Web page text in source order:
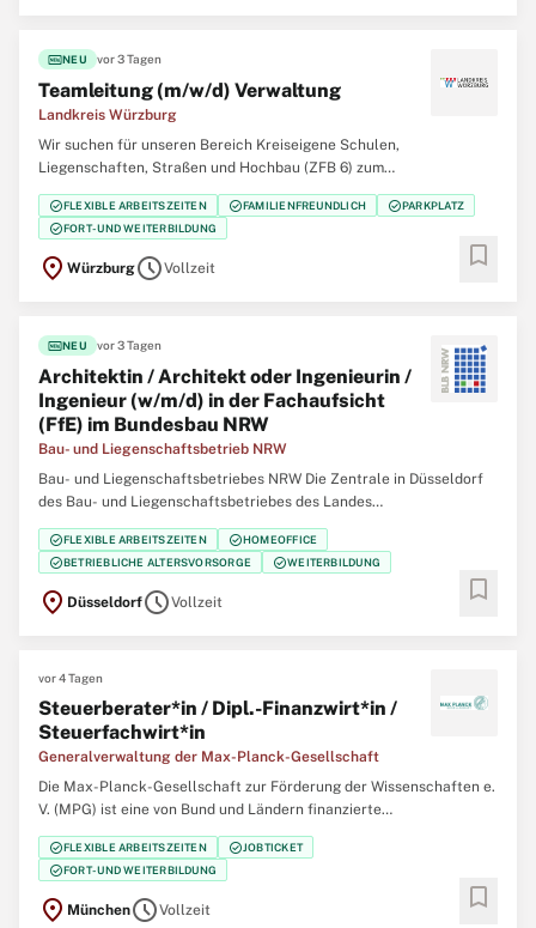
fiber_newNEU vor 3 Tagen
Teamleitung (m/w/d) Verwaltung
Landkreis Würzburg
Wir suchen für unseren Bereich Kreiseigene Schulen,
Liegenschaften, Straßen und Hochbau (ZFB 6) zum
nächstmöglichen Zeitpunkt unbefristet und in Vollzeit eine
Teamleitung (m/w/d) Verwaltung Ihre Aufgaben: Teamleitung für
den Verwaltungsbereich Haushaltsangelegenheiten
Vertragsmanagement Liege
check_circleFLEXIBLE ARBEITSZEITEN check_circleFAMILIENFREUNDLICH check_circlePARKPLATZ
check_circleFORT- UND WEITERBILDUNG
location_on WürzburgscheduleVollzeit bookmark
fiber_newNEU vor 3 Tagen
Architektin / Architekt oder Ingenieurin /
Ingenieur (w/m/d) in der Fachaufsicht
(FfE) im Bundesbau NRW
Bau- und Liegenschaftsbetrieb NRW
Bau- und Liegenschaftsbetriebes NRW Die Zentrale in Düsseldorf
des Bau- und Liegenschaftsbetriebes des Landes
Nordrhein‑Westfalen (BLB NRW) sucht zum nächstmöglichen
Zeitpunkt eine/einen Architektin / Architekten oder Ingenieurin /
Ingenieur (w/m/d) in der Fachaufsicht (FfE) im Bundesbau
check_circleFLEXIBLE ARBEITSZEITEN check_circleHOMEOFFICE
check_circleBETRIEBLICHE ALTERSVORSORGE check_circleWEITERBILDUNG
location_on DüsseldorfscheduleVollzeit bookmark
vor 4 Tagen
Steuerberater*in / Dipl.-Finanzwirt*in /
Steuerfachwirt*in
Generalverwaltung der Max-Planck-Gesellschaft
Die Max-Planck-Gesellschaft zur Förderung der Wissenschaften e.
V. (MPG) ist eine von Bund und Ländern finanzierte
Selbstverwaltungsorganisation der Wissenschaft. Sie betreibt in
gegenwärtig 85 Instituten und Forschungsstellen im In- und
Ausland Grundlagenforschung auf natur- und
check_circleFLEXIBLE ARBEITSZEITEN check_circleJOBTICKET
check_circleFORT- UND WEITERBILDUNG
location_on MünchenscheduleVollzeit bookmark